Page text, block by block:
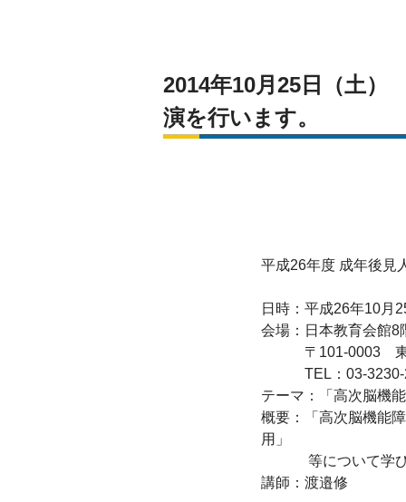
2014年10月25日（土）
演を行います。
平成26年度 成年後見
日時：平成26年10月
会場：日本教育会館8
〒101-0003　東
TEL：03-3230-
テーマ：「高次脳機
概要：「高次脳機能
用」
等について学び
講師：渡邉修